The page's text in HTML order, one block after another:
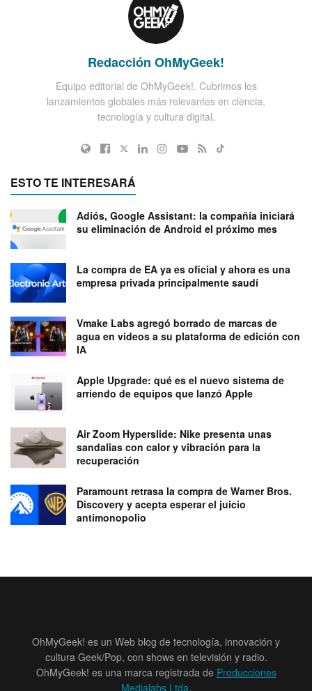
Redacción OhMyGeek!
Equipo editorial de OhMyGeek!. Cubrimos los
lanzamientos globales más relevantes en ciencia,
tecnología y cultura digital.
ESTO TE INTERESARÁ
Adiós, Google Assistant: la compañía iniciará
su eliminación de Android el próximo mes
La compra de EA ya es oficial y ahora es una
empresa privada principalmente saudí
Vmake Labs agregó borrado de marcas de
agua en videos a su plataforma de edición con
IA
Apple Upgrade: qué es el nuevo sistema de
arriendo de equipos que lanzó Apple
Air Zoom Hyperslide: Nike presenta unas
sandalias con calor y vibración para la
recuperación
Paramount retrasa la compra de Warner Bros.
Discovery y acepta esperar el juicio
antimonopolio
OhMyGeek! es un Web blog de tecnología, innovación y
cultura Geek/Pop, con shows en televisión y radio.
OhMyGeek! es una marca registrada de Producciones
Medialabs Ltda.